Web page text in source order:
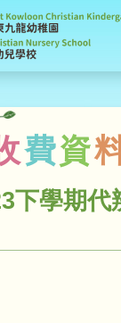
費資
下學期代